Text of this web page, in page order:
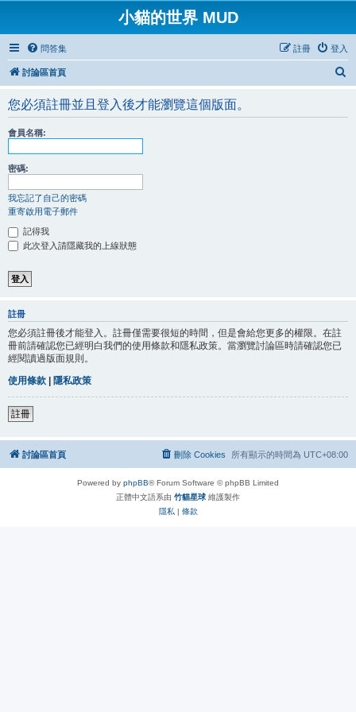
小貓的世界 MUD
問答集 登入
註冊
討論區首頁
您必須註冊並且登入後才能瀏覽這個版面。
會員名稱:
密碼:
我忘記了自己的密碼
重寄啟用電子郵件
記得我
此次登入請隱藏我的上線狀態
註冊
您必須註冊後才能登入。註冊僅需要很短的時間，但是會給您更多的權限。在註
冊前請確認您已經明白我們的使用條款和隱私政策。當瀏覽討論區時請確認您已
經閱讀過版面規則。
使用條款 | 隱私政策
註冊
討論區首頁 所有顯示的時間為 UTC+08:00
刪除 Cookies
Powered by phpBB® Forum Software © phpBB Limited
正體中文語系由 竹貓星球 維護製作
隱私 | 條款